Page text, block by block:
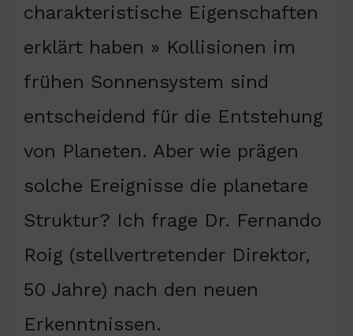
charakteristische Eigenschaften
erklärt haben » Kollisionen im
frühen Sonnensystem sind
entscheidend für die Entstehung
von Planeten. Aber wie prägen
solche Ereignisse die planetare
Struktur? Ich frage Dr. Fernando
Roig (stellvertretender Direktor,
50 Jahre) nach den neuen
Erkenntnissen.